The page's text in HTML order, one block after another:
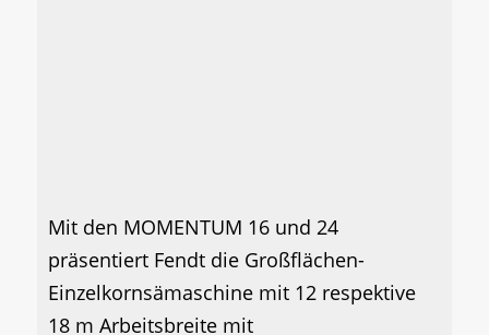
Mit den MOMENTUM 16 und 24
präsentiert Fendt die Großflächen-
Einzelkornsämaschine mit 12 respektive
18 m Arbeitsbreite mit